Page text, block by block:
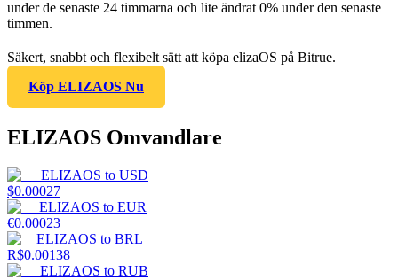
under de senaste 24 timmarna och lite ändrat 0% under den senaste
timmen.
Säkert, snabbt och flexibelt sätt att köpa elizaOS på Bitrue.
Köp ELIZAOS Nu
ELIZAOS Omvandlare
ELIZAOS to USD
$0.00027
ELIZAOS to EUR
€0.00023
ELIZAOS to BRL
R$0.00138
ELIZAOS to RUB